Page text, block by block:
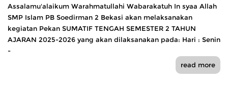
Assalamu'alaikum Warahmatullahi Wabarakatuh In syaa Allah
SMP Islam PB Soedirman 2 Bekasi akan melaksanakan
kegiatan Pekan SUMATIF TENGAH SEMESTER 2 TAHUN
AJARAN 2025-2026 yang akan dilaksanakan pada: Hari : Senin
-
read more